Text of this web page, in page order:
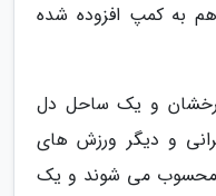
به کمپ افزوده شده
و یک ساحل دل
و دیگر ورزش های
محسوب می شوند و یک